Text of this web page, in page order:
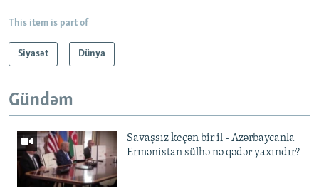
This item is part of
Siyasət Dünya
Gündəm
Savaşsız keçən bir il - Azərbaycanla
Ermənistan sülhə nə qədər yaxındır?